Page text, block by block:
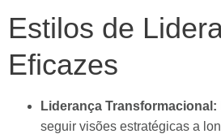
Estilos de
Eficazes
Liderança Transformacional:
seguir visões estratégicas a